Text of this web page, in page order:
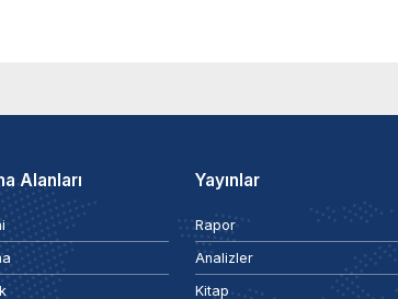
Alanları Yayınlar
Rapor
Analizler
Kitap